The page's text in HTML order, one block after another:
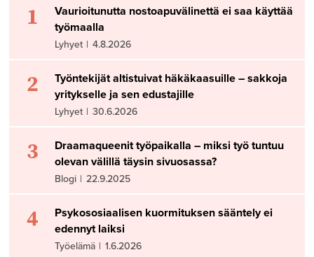
1
Vaurioitunutta nostoapuvälinettä ei saa käyttää
työmaalla
Lyhyet | 4.8.2026
2
Työntekijät altistuivat häkäkaasuille – sakkoja
yritykselle ja sen edustajille
Lyhyet | 30.6.2026
3
Draamaqueenit työpaikalla – miksi työ tuntuu
olevan välillä täysin sivuosassa?
Blogi | 22.9.2025
4
Psykososiaalisen kuormituksen sääntely ei
edennyt laiksi
Työelämä | 1.6.2026